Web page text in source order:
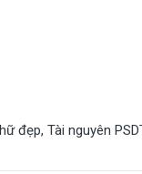
đẹp, Tài nguyên PSD